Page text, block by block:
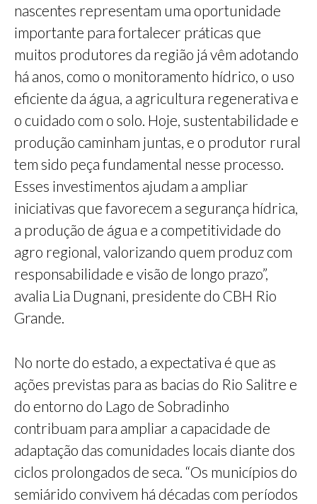
nascentes representam uma oportunidade
importante para fortalecer práticas que
muitos produtores da região já vêm adotando
há anos, como o monitoramento hídrico, o uso
eficiente da água, a agricultura regenerativa e
o cuidado com o solo. Hoje, sustentabilidade e
produção caminham juntas, e o produtor rural
tem sido peça fundamental nesse processo.
Esses investimentos ajudam a ampliar
iniciativas que favorecem a segurança hídrica,
a produção de água e a competitividade do
agro regional, valorizando quem produz com
responsabilidade e visão de longo prazo”,
avalia Lia Dugnani, presidente do CBH Rio
Grande.
No norte do estado, a expectativa é que as
ações previstas para as bacias do Rio Salitre e
do entorno do Lago de Sobradinho
contribuam para ampliar a capacidade de
adaptação das comunidades locais diante dos
ciclos prolongados de seca. “Os municípios do
semiárido convivem há décadas com períodos